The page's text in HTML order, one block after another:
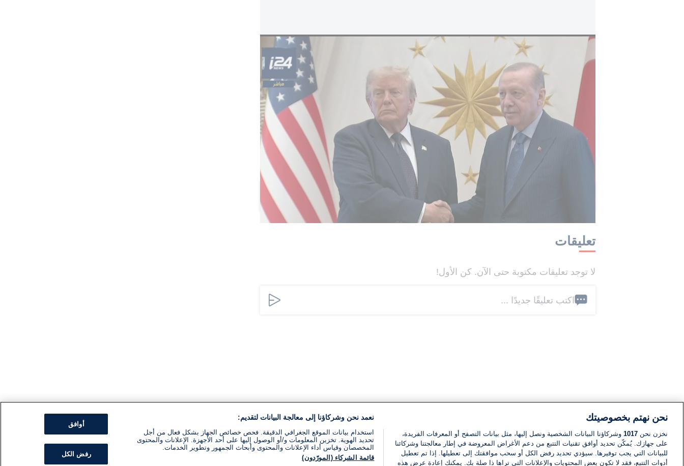
غضب وقلق إسرائيلي من الصفقة التركية الأمريكية
في حادثة محرجة تم توثيقها على مواقع التواصل الاجتماعي وأصبحت viral، شوهد رئيس
فرنسا إيمانويل ماكرون خلال زيارته لأنقرة وهو يحاول تقبيل يد زوجة الرئيس التركي، أمينة
أردوغان، بينما رفضت قبول هذه اللفتة وتركت يدها خارج متناول الرئيس الفرنسي. حتى
الرئيس أردوغان نفسه اكتفى بمصافحة يد بريجيت ماكرون، دون أي لفتة أخرى.
أثار الفيديو اهتمامًا ونقاشًا واسعًا على الإنترنت، حيث أشار العديد من المتصفحين إلى
الفروق بين الإيماءات الدبلوماسية المعتادة في فرنسا وتلك المتبعة في تركيا المسلمة،
وخاصة تحت حكم الرئيس أردوغان.
تلقت هذه المقالة 0 تعليق اضف تعليق
تعليقات
لا توجد تعليقات مكتوبة حتى الآن. كن الأول!
اكتب تعليقًا جديدًا ...
نحن نهتم بخصوصيتك
نخزن نحن 1017 وشركاؤنا البيانات الشخصية ونصل إليها، مثل بيانات التصفح أو المعرفات الفريدة،
على جهازك. يُمكّن تحديد أوافق تقنيات التتبع من دعم الأغراض المعروضة في إطار معالجتنا وشركائنا
للبيانات التي يجب توفيرها. سيؤدي تحديد رفض الكل أو سحب موافقتك إلى تعطيلها. إذا تم تعطيل
أدوات التتبع، فقد لا تكون بعض المحتويات والإعلانات التي تراها ذا صلة بك. يمكنك إعادة عرض هذه
نعمد نحن وشركاؤنا إلى معالجة البيانات لتقديم:
استخدام بيانات الموقع الجغرافي الدقيقة. فحص خصائص الجهاز بشكل فعال من أجل
تحديد الهوية. تخزين المعلومات و/أو الوصول إليها على أحد الأجهزة. الإعلانات والمحتوى
المخصصان وقياس أداء الإعلانات والمحتوى وأبحاث الجمهور وتطوير الخدمات.
قائمة الشركاء (المورّدون)
أوافق
رفض الكل